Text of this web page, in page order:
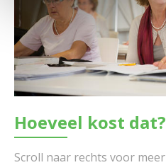
Hoeveel kost dat?